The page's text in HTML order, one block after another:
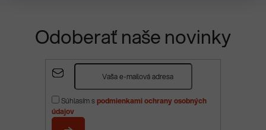
Odoberať naše novinky
Súhlasím spodmienkami ochrany osobných
údajov